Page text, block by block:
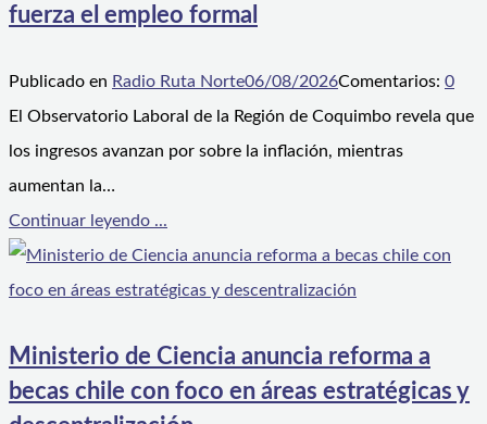
fuerza el empleo formal
Publicado en Radio Ruta Norte06/08/2026Comentarios: 0
El Observatorio Laboral de la Región de Coquimbo revela que
los ingresos avanzan por sobre la inflación, mientras
aumentan la…
Continuar leyendo ...
Ministerio de Ciencia anuncia reforma a
becas chile con foco en áreas estratégicas y